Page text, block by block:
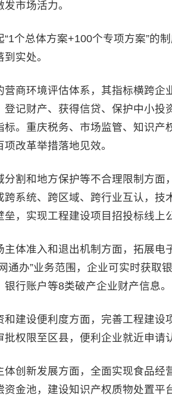
市场活力。
总体方案+100个专项方案”的
实处。
环境评估体系，其指标横跨企
登记财产、获得信贷、保护中小投
标。重庆税务、市场监管、知识产
改革举措落地见效。
和地方保护等不合理限制方面
跨系统、跨区域、跨行业互认，
，实现工程建设项目招投标线上
准入和退出机制方面，拓展电
通办”业务范围，企业可实时获
行账户等8类破产企业财产信息。
设便利度方面，完善工程建设
权限至区县，便利企业就近申请
新发展方面，全面实现食品经
资金池，建设知识产权质物处置